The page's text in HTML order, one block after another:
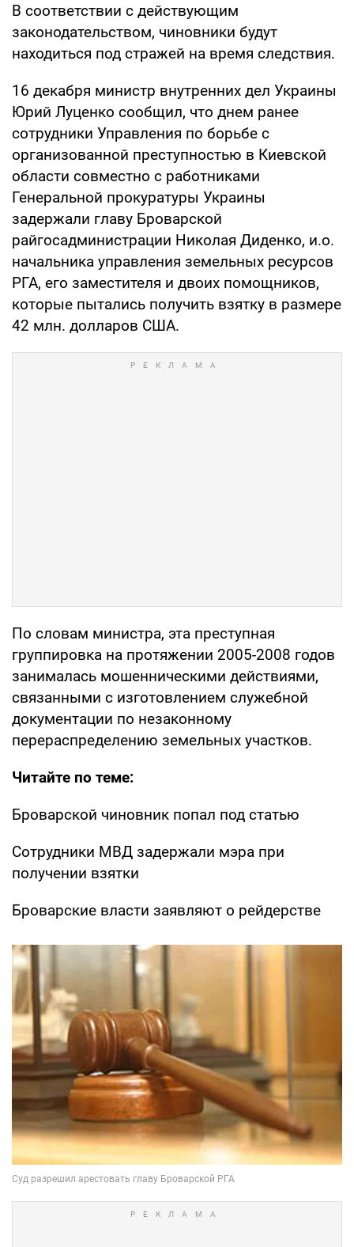
В соответствии с действующим
законодательством, чиновники будут
находиться под стражей на время следствия.
16 декабря министр внутренних дел Украины
Юрий Луценко сообщил, что днем ранее
сотрудники Управления по борьбе с
организованной преступностью в Киевской
области совместно с работниками
Генеральной прокуратуры Украины
задержали главу Броварской
райгосадминистрации Николая Диденко, и.о.
начальника управления земельных ресурсов
РГА, его заместителя и двоих помощников,
которые пытались получить взятку в размере
42 млн. долларов США.
По словам министра, эта преступная
группировка на протяжении 2005-2008 годов
занималась мошенническими действиями,
связанными с изготовлением служебной
документации по незаконному
перераспределению земельных участков.
Читайте по теме:
Броварской чиновник попал под статью
Сотрудники МВД задержали мэра при
получении взятки
Броварские власти заявляют о рейдерстве